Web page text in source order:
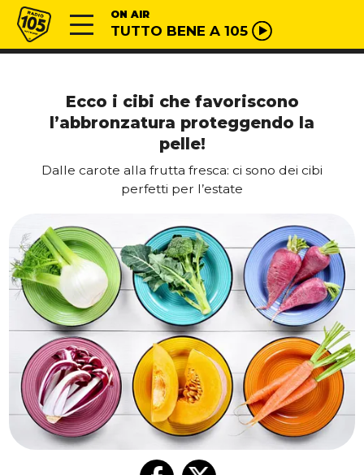
Vai al contenuto
Radio 105 ON AIR
TUTTO BENE A 105
Ecco i cibi che favoriscono
l’abbronzatura proteggendo la
pelle!
Dalle carote alla frutta fresca: ci sono dei cibi
perfetti per l’estate